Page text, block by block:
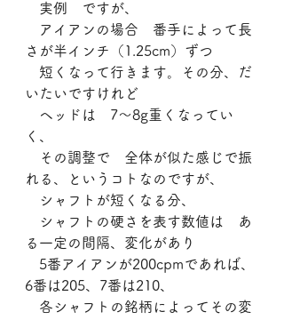
実例　ですが、
アイアンの場合　番手によって長
さが半インチ（1.25cm）ずつ
短くなって行きます。その分、だ
いたいですけれど
ヘッドは　7～8g重くなってい
く、
その調整で　全体が似た感じで振
れる、というコトなのですが、
シャフトが短くなる分、
シャフトの硬さを表す数値は　あ
る一定の間隔、変化があり
5番アイアンが200cpmであれば、
6番は205、7番は210、
各シャフトの銘柄によってその変